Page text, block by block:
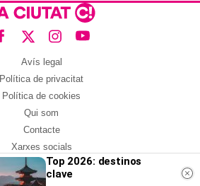
Avís legal
Política de privacitat
Política de cookies
Qui som
Contacte
Xarxes socials
Amb col·laboració de:
Top 2026: destinos
clave